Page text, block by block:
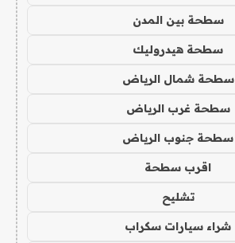
سطحة بين المدن
سطحة هيدروليك
سطحة شمال الرياض
سطحة غرب الرياض
سطحة جنوب الرياض
اقرب سطحة
تشليح
شراء سيارات سكراب